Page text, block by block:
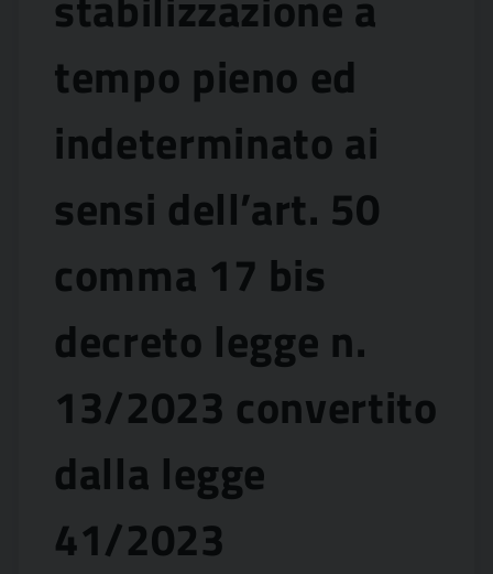
tempo pieno ed
indeterminato ai
sensi dell’art. 50
comma 17 bis
decreto legge n.
13/2023 convertito
dalla legge
41/2023